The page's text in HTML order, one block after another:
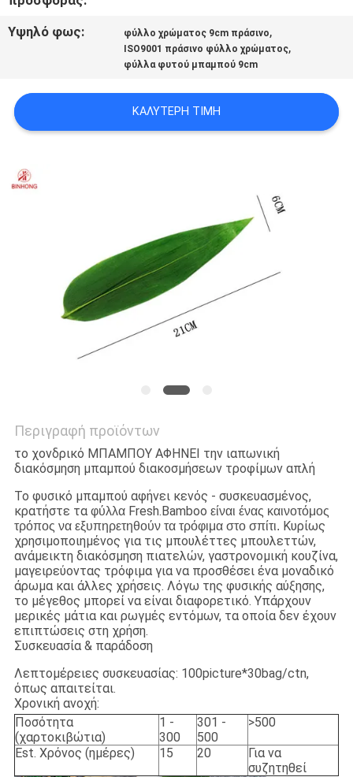
SITEMAP
POLICY
Υψηλό φως: φύλλο χρώματος 9cm πράσινο,
ISO9001 πράσινο φύλλο χρώματος,
φύλλα φυτού μπαμπού 9cm
ΚΑΛΎΤΕΡΗ ΤΙΜΉ
Περιγραφή προϊόντων
το χονδρικό ΜΠΑΜΠΟΥ ΑΦΗΝΕΙ την ιαπωνική
διακόσμηση μπαμπού διακοσμήσεων τροφίμων απλή
Το φυσικό μπαμπού αφήνει κενός - συσκευασμένος,
κρατήστε τα φύλλαFresh.Bamboo είναι ένας καινοτόμος
τρόπος να εξυπηρετηθούν τα τρόφιμα στο σπίτι. Κυρίως
χρησιμοποιημένος για τις μπουλέττες μπουλεττών,
ανάμεικτη διακόσμηση πιατελών, γαστρονομική κουζίνα,
μαγειρεύοντας τρόφιμα για να προσθέσει ένα μοναδικό
άρωμα και άλλες χρήσεις. Λόγω της φυσικής αύξησης,
το μέγεθος μπορεί να είναι διαφορετικό. Υπάρχουν
μερικές μάτια και ρωγμές εντόμων, τα οποία δεν έχουν
επιπτώσεις στη χρήση.
Συσκευασία & παράδοση
Λεπτομέρειες συσκευασίας: 100picture*30bag/ctn,
όπως απαιτείται.
Χρονική ανοχή:
Ποσότητα
(χαρτοκιβώτια)
1 -
300
301 -
500
>500
Est. Χρόνος (ημέρες) 15 20
Για να
συζητηθεί